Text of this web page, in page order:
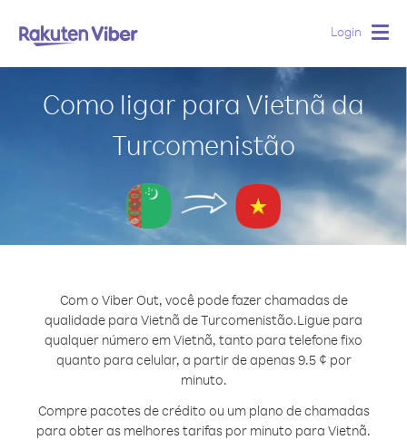
Login
Como ligar para Vietnã da
Turcomenistão
Com o Viber Out, você pode fazer chamadas de
qualidade para Vietnã de Turcomenistão.Ligue para
qualquer número em Vietnã, tanto para telefone fixo
quanto para celular, a partir de apenas 9.5 ¢ por
minuto.
Compre pacotes de crédito ou um plano de chamadas
para obter as melhores tarifas por minuto para Vietnã.